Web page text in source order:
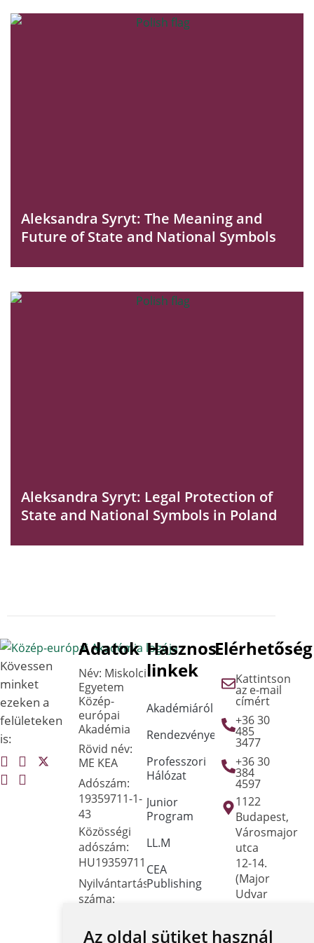
Az oldal sütiket használ
Aleksandra Syryt: The Meaning and
Future of State and National Symbols
Aleksandra Syryt: Legal Protection of
State and National Symbols in Poland
Kövessen
minket
ezeken a
felületeken
is:
Adatok
Név: Miskolci
Egyetem
Közép-
európai
Akadémia
Rövid név:
ME KEA
Adószám:
19359711-1-
43
Közösségi
adószám:
HU19359711
Nyilvántartási
száma:
Hivatal
Hasznos
linkek
Akadémiáról
Rendezvények
Professzori
Hálózat
Junior
Program
LL.M
CEA
Publishing
Kapcsolat
Elérhetőség
Kattintson
az e-mail
címért
+36 30
485
3477
+36 30
384
4597
1122
Budapest,
Városmajor
utca
12-14.
(Major
Udvar